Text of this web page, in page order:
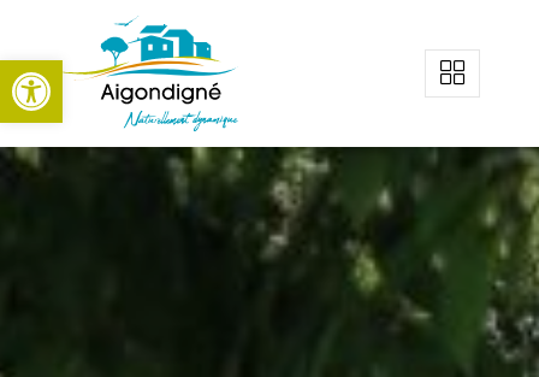
Aigondigné
Ouvrir la barre d’outils